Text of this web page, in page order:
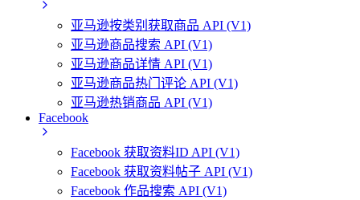
亚马逊按类别获取商品 API (V1)
亚马逊商品搜索 API (V1)
亚马逊商品详情 API (V1)
亚马逊商品热门评论 API (V1)
亚马逊热销商品 API (V1)
Facebook
Facebook 获取资料ID API (V1)
Facebook 获取资料帖子 API (V1)
Facebook 作品搜索 API (V1)